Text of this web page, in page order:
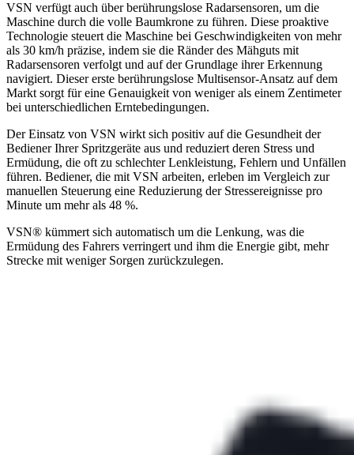
VSN verfügt auch über berührungslose Radarsensoren, um die
Maschine durch die volle Baumkrone zu führen. Diese proaktive
Technologie steuert die Maschine bei Geschwindigkeiten von mehr
als 30 km/h präzise, indem sie die Ränder des Mähguts mit
Radarsensoren verfolgt und auf der Grundlage ihrer Erkennung
navigiert. Dieser erste berührungslose Multisensor-Ansatz auf dem
Markt sorgt für eine Genauigkeit von weniger als einem Zentimeter
bei unterschiedlichen Erntebedingungen.
Der Einsatz von VSN wirkt sich positiv auf die Gesundheit der
Bediener Ihrer Spritzgeräte aus und reduziert deren Stress und
Ermüdung, die oft zu schlechter Lenkleistung, Fehlern und Unfällen
führen. Bediener, die mit VSN arbeiten, erleben im Vergleich zur
manuellen Steuerung eine Reduzierung der Stressereignisse pro
Minute um mehr als 48 %.
VSN® kümmert sich automatisch um die Lenkung, was die
Ermüdung des Fahrers verringert und ihm die Energie gibt, mehr
Strecke mit weniger Sorgen zurückzulegen.